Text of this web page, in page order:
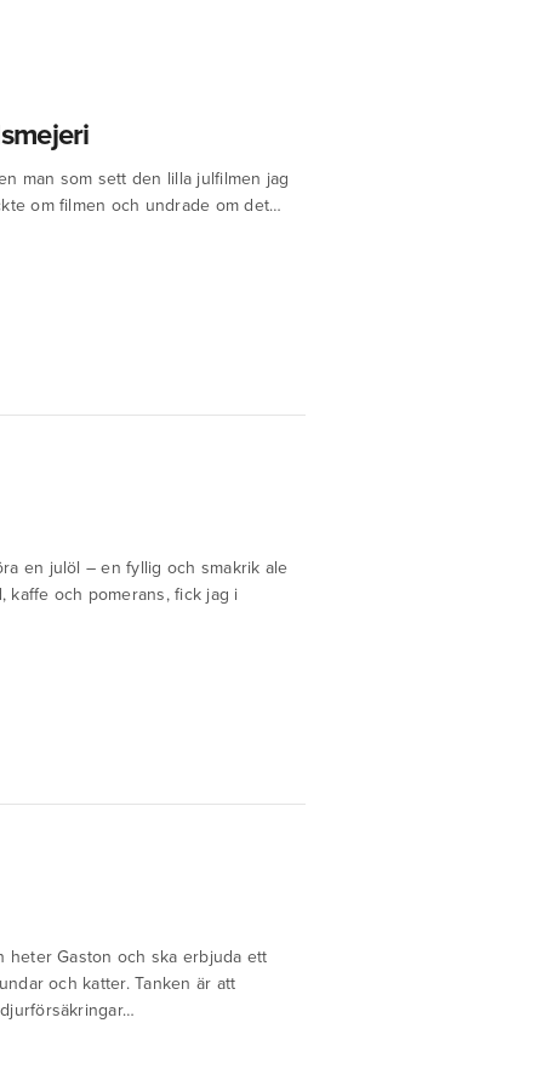
man som sett den lilla julfilmen jag
om filmen och undrade om det…
en julöl – en fyllig och smakrik ale
kaffe och pomerans, fick jag i
heter Gaston och ska erbjuda ett
och katter. Tanken är att